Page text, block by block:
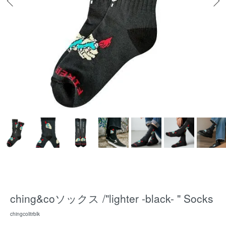
ching&coソックス /"lighter -black- " Socks
chingcolitrblk